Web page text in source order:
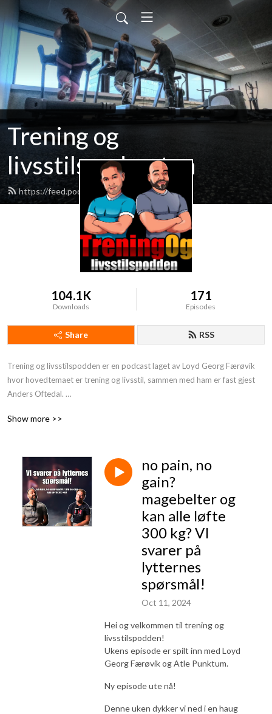
Trening og
livsstilspodcasten
https://feed.podbean.com/ptservice/feed.xml
104.1K
Downloads
171
Episodes
Share RSS
Trening og livsstilspodden er en podcast laget av Loyd Georg Færøvik
hvor hovedtemaet er trening og livsstil, sammen med ham er fast gjest
Anders Oftedal.
Tanken bak er at den skal være lett å forstå for alle som er begynt med
med seg noe.
Noen gjester får vi også av og til. Det skal være gøy med trening og
livsstil!
Show more >>
no pain, no
gain?
magebelter og
kan alle løfte
300 kg? VI
svarer på
lytternes
spørsmål!
Oct 11, 2024
Hei og velkommen til trening og
livsstilspodden!
Ukens episode er spilt inn med Loyd
Georg Færøvik og Atle Punktum.
Ny episode ute nå!
Denne uken dykker vi ned i en haug